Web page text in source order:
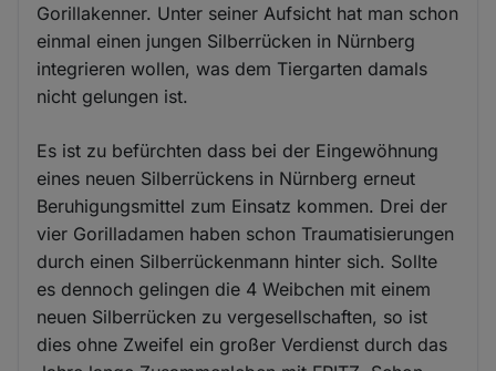
Gorillakenner. Unter seiner Aufsicht hat man schon
einmal einen jungen Silberrücken in Nürnberg
integrieren wollen, was dem Tiergarten damals
nicht gelungen ist.
Es ist zu befürchten dass bei der Eingewöhnung
eines neuen Silberrückens in Nürnberg erneut
Beruhigungsmittel zum Einsatz kommen. Drei der
vier Gorilladamen haben schon Traumatisierungen
durch einen Silberrückenmann hinter sich. Sollte
es dennoch gelingen die 4 Weibchen mit einem
neuen Silberrücken zu vergesellschaften, so ist
dies ohne Zweifel ein großer Verdienst durch das